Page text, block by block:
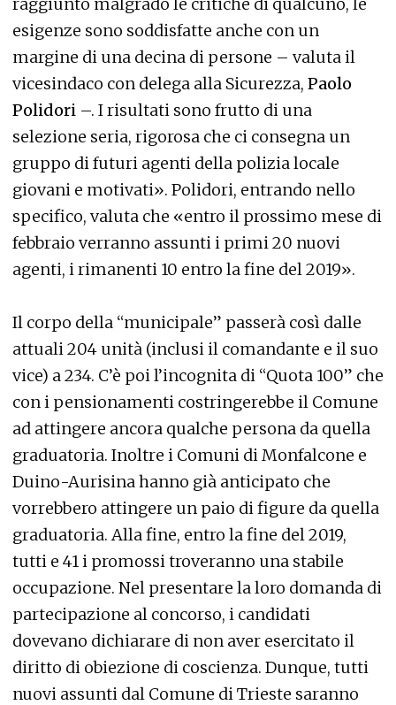
esigenze sono soddisfatte anche con un
margine di una decina di persone – valuta il
vicesindaco con delega alla Sicurezza, Paolo
Polidori –. I risultati sono frutto di una
selezione seria, rigorosa che ci consegna un
gruppo di futuri agenti della polizia locale
giovani e motivati». Polidori, entrando nello
specifico, valuta che «entro il prossimo mese di
febbraio verranno assunti i primi 20 nuovi
agenti, i rimanenti 10 entro la fine del 2019».
Il corpo della “municipale” passerà così dalle
attuali 204 unità (inclusi il comandante e il suo
vice) a 234. C’è poi l’incognita di “Quota 100” che
con i pensionamenti costringerebbe il Comune
ad attingere ancora qualche persona da quella
graduatoria. Inoltre i Comuni di Monfalcone e
Duino-Aurisina hanno già anticipato che
vorrebbero attingere un paio di figure da quella
graduatoria. Alla fine, entro la fine del 2019,
tutti e 41 i promossi troveranno una stabile
occupazione. Nel presentare la loro domanda di
partecipazione al concorso, i candidati
dovevano dichiarare di non aver esercitato il
diritto di obiezione di coscienza. Dunque, tutti
nuovi assunti dal Comune di Trieste saranno